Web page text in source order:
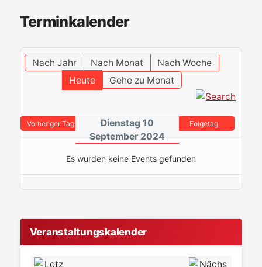
Terminkalender
Nach Jahr Nach Monat
Nach Woche
Heute
Gehe zu Monat
Vorheriger Tag
Dienstag 10
September 2024
Folgetag
Es wurden keine Events gefunden
Veranstaltungskalender